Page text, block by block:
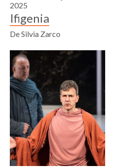
2025
Ifigenia
De Silvia Zarco